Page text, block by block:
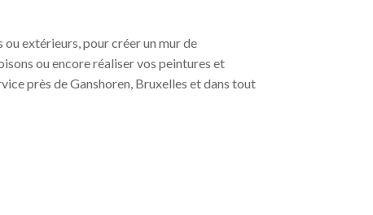
extérieurs, pour créer un mur de
ou encore réaliser vos peintures et
près de Ganshoren, Bruxelles et dans tout